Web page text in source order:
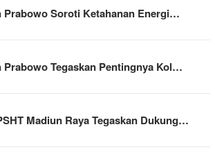
Prabowo Soroti Ketahanan Energi…
Prabowo Tegaskan Pentingnya Kol…
Madiun Raya Tegaskan Dukung…